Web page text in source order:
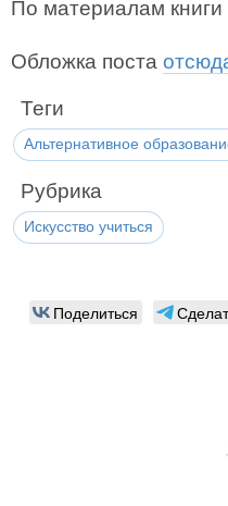
По материалам книги
Обложка поста
Теги
Альтернативное
Рубрика
Искусство учиться
Поделиться